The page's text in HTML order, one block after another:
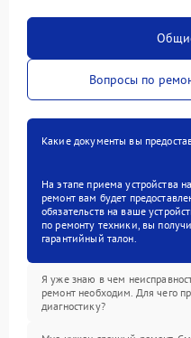
Вопросы по
Какие документы вы
На этапе приема устройства
ремонт вам будет
обязательств на ваше
по ремонту техники, вы
гарантийный талон.
Я уже знаю в чем
ремонт необходим. Для чего
диагностику?